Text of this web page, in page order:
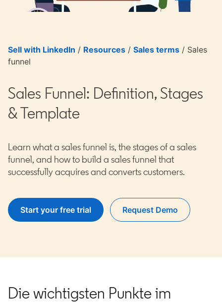
Sell with LinkedIn / Resources / Sales terms / Sales
funnel
Sales Funnel: Definition, Stages
& Template
Learn what a sales funnel is, the stages of a sales
funnel, and how to build a sales funnel that
successfully acquires and converts customers.
Start your free trialopens in a new tabRequest Demoopens in a new tab
Die wichtigsten Punkte im